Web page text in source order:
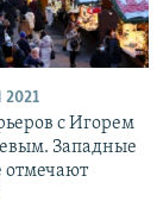
с Игорем
Западные
отмечают